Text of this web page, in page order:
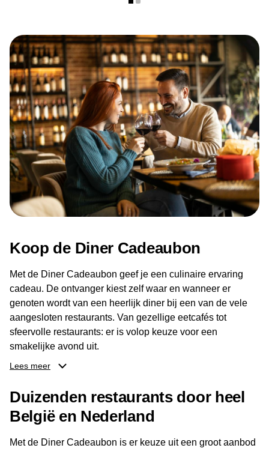
Koop de Diner Cadeaubon
Met de Diner Cadeaubon geef je een culinaire ervaring
cadeau. De ontvanger kiest zelf waar en wanneer er
genoten wordt van een heerlijk diner bij een van de vele
aangesloten restaurants. Van gezellige eetcafés tot
sfeervolle restaurants: er is volop keuze voor een
smakelijke avond uit.
ontvanger eenvoudig een locatie kiezen die past bij de
smaak en gelegenheid. Zo geeft de Diner Cadeaubon niet
alleen een diner, maar ook een gezellig moment om
Lees meer
Duizenden restaurants door heel
België en Nederland
Met de Diner Cadeaubon is er keuze uit een groot aanbod